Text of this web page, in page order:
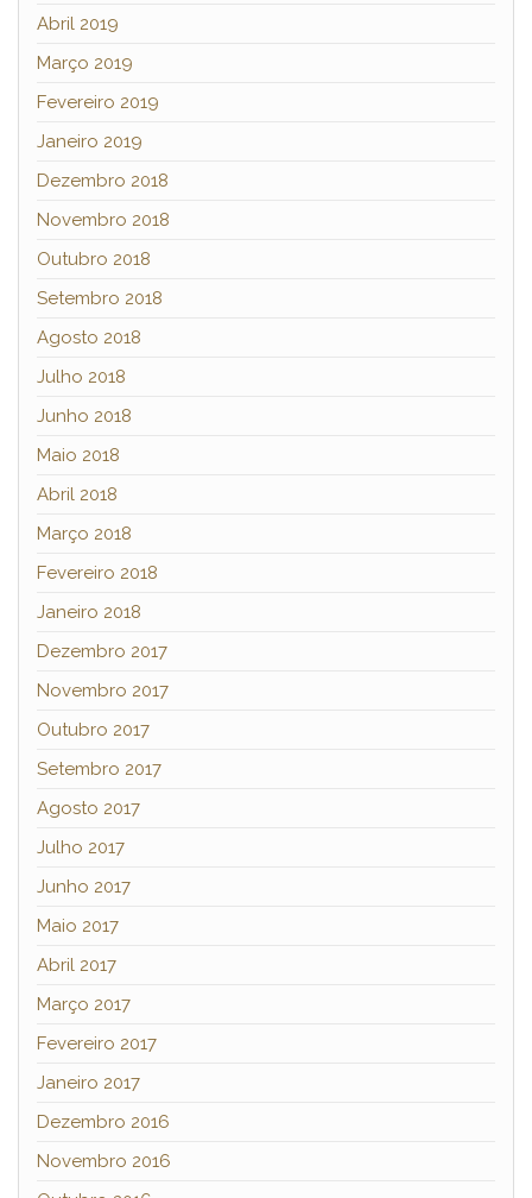
Abril 2019
Março 2019
Fevereiro 2019
Janeiro 2019
Dezembro 2018
Novembro 2018
Outubro 2018
Setembro 2018
Agosto 2018
Julho 2018
Junho 2018
Maio 2018
Abril 2018
Março 2018
Fevereiro 2018
Janeiro 2018
Dezembro 2017
Novembro 2017
Outubro 2017
Setembro 2017
Agosto 2017
Julho 2017
Junho 2017
Maio 2017
Abril 2017
Março 2017
Fevereiro 2017
Janeiro 2017
Dezembro 2016
Novembro 2016